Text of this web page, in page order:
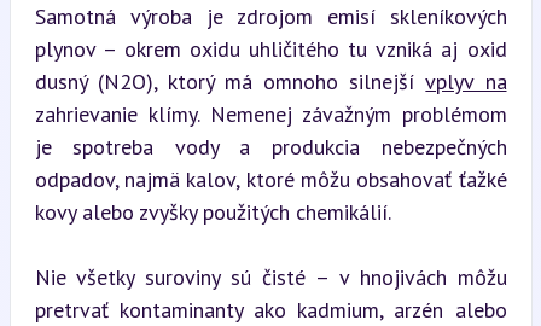
Samotná výroba je zdrojom emisí skleníkových
plynov – okrem oxidu uhličitého tu vzniká aj oxid
dusný (N2O), ktorý má omnoho silnejší vplyv na
zahrievanie klímy. Nemenej závažným problémom
je spotreba vody a produkcia nebezpečných
odpadov, najmä kalov, ktoré môžu obsahovať ťažké
kovy alebo zvyšky použitých chemikálií.
Nie všetky suroviny sú čisté – v hnojivách môžu
pretrvať kontaminanty ako kadmium, arzén alebo